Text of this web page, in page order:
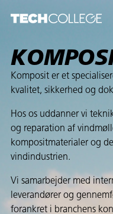
Komposit er et
kvalitet, sikkerhed og
Hos os uddanner vi
og reparation af
kompositmaterialer og
vindindustrien.
Vi samarbejder med
leverandører og
forankret i branchens